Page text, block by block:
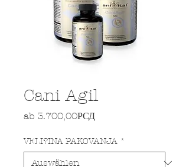
Cani Agil
ab 3.700,00РСДSale-Preis
VELI?INA PAKOVANJA *